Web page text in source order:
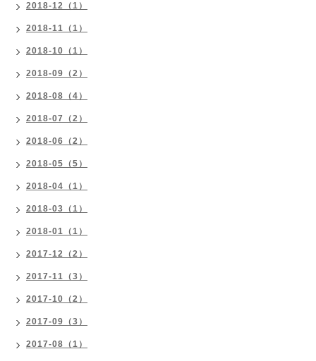
2018-12（1）
2018-11（1）
2018-10（1）
2018-09（2）
2018-08（4）
2018-07（2）
2018-06（2）
2018-05（5）
2018-04（1）
2018-03（1）
2018-01（1）
2017-12（2）
2017-11（3）
2017-10（2）
2017-09（3）
2017-08（1）